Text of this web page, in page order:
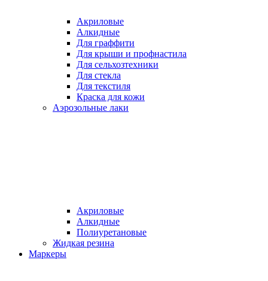
Акриловые
Алкидные
Для граффити
Для крыши и профнастила
Для сельхозтехники
Для стекла
Для текстиля
Краска для кожи
Аэрозольные лаки
Акриловые
Алкидные
Полиуретановые
Жидкая резина
Маркеры